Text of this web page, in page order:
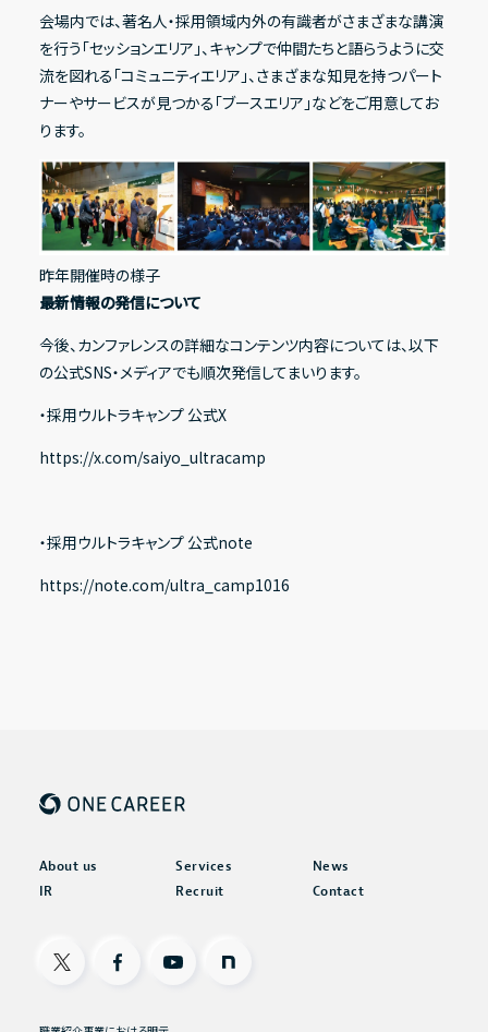
会場内では、著名人・採用領域内外の有識者がさまざまな講演
を行う「セッションエリア」、キャンプで仲間たちと語らうように交
流を図れる「コミュニティエリア」、さまざまな知見を持つパート
ナーやサービスが見つかる「ブースエリア」などをご用意してお
ります。
昨年開催時の様子
最新情報の発信について
今後、カンファレンスの詳細なコンテンツ内容については、以下
の公式SNS・メディアでも順次発信してまいります。
・採用ウルトラキャンプ 公式X
https://x.com/saiyo_ultracamp
・採用ウルトラキャンプ 公式note
https://note.com/ultra_camp1016
About us Services
News
IR
Recruit Contact
X Facebook